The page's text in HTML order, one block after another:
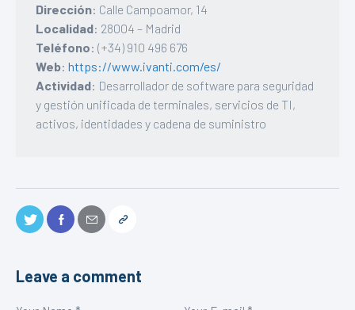
Dirección: Calle Campoamor, 14
Localidad: 28004 – Madrid
Teléfono: (+34) 910 496 676
Web: https://www.ivanti.com/es/
Actividad: Desarrollador de software para seguridad
y gestión unificada de terminales, servicios de TI,
activos, identidades y cadena de suministro
Leave a comment